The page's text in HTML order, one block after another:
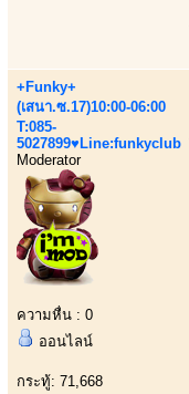
+Funky+
(เสนา.ซ.17)10:00-06:00
T:085-
5027899♥Line:funkyclub
Moderator
ความหื่น : 0
ออนไลน์
กระทู้: 71,668